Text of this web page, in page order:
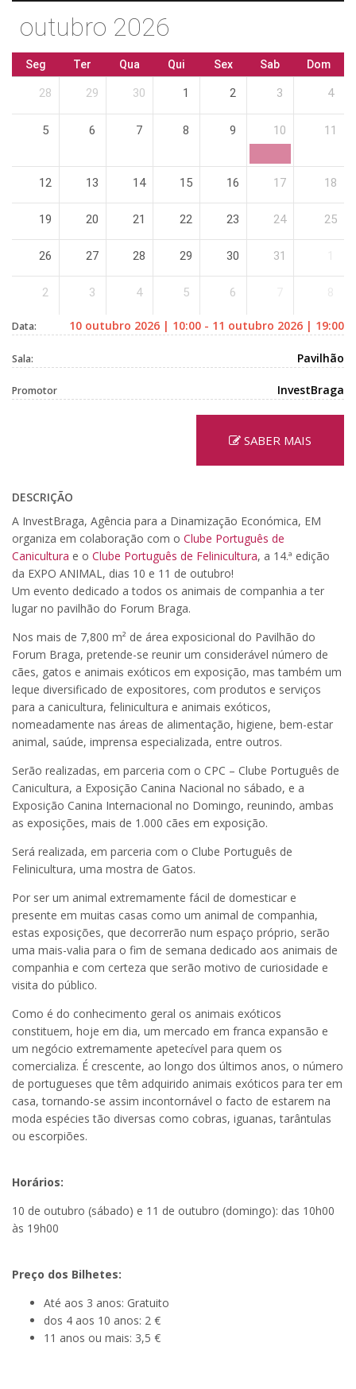
outubro 2026
Seg Ter Qua Qui Sex Sab Dom
28 29 30 1 2 3 4
5 6 7 8 9 10 11
12 13 14 15 16 17 18
19 20 21 22 23 24 25
26 27 28 29 30 31
2 3 4 5 6
Data: 10 outubro 2026 | 10:00 - 11 outubro 2026 | 19:00
Sala: Pavilhão
Promotor InvestBraga
SABER MAIS
DESCRIÇÃO
A InvestBraga, Agência para a Dinamização Económica, EM
organiza em colaboração com o Clube Português de
Canicultura e o Clube Português de Felinicultura, a 14.ª edição
da EXPO ANIMAL, dias 10 e 11 de outubro!
Um evento dedicado a todos os animais de companhia a ter
lugar no pavilhão do Forum Braga.
Nos mais de 7,800 m² de área exposicional do Pavilhão do
Forum Braga, pretende-se reunir um considerável número de
cães, gatos e animais exóticos em exposição, mas também um
leque diversificado de expositores, com produtos e serviços
para a canicultura, felinicultura e animais exóticos,
nomeadamente nas áreas de alimentação, higiene, bem-estar
animal, saúde, imprensa especializada, entre outros.
Serão realizadas, em parceria com o CPC – Clube Português de
Canicultura, a Exposição Canina Nacional no sábado, e a
Exposição Canina Internacional no Domingo, reunindo, ambas
as exposições, mais de 1.000 cães em exposição.
Será realizada, em parceria com o Clube Português de
Felinicultura, uma mostra de Gatos.
Por ser um animal extremamente fácil de domesticar e
presente em muitas casas como um animal de companhia,
estas exposições, que decorrerão num espaço próprio, serão
uma mais-valia para o fim de semana dedicado aos animais de
companhia e com certeza que serão motivo de curiosidade e
visita do público.
Como é do conhecimento geral os animais exóticos
constituem, hoje em dia, um mercado em franca expansão e
um negócio extremamente apetecível para quem os
comercializa. É crescente, ao longo dos últimos anos, o número
de portugueses que têm adquirido animais exóticos para ter em
casa, tornando-se assim incontornável o facto de estarem na
moda espécies tão diversas como cobras, iguanas, tarântulas
ou escorpiões.
Horários:
10 de outubro (sábado) e 11 de outubro (domingo): das 10h00
às 19h00
Preço dos Bilhetes:
Até aos 3 anos: Gratuito
dos 4 aos 10 anos: 2 €
11 anos ou mais: 3,5 €